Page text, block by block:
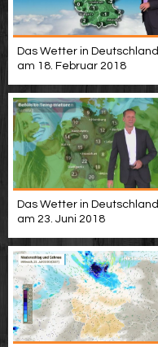
Das Wetter in Deutschland
am 18. Februar 2018
Das Wetter in Deutschland
am 23. Juni 2018